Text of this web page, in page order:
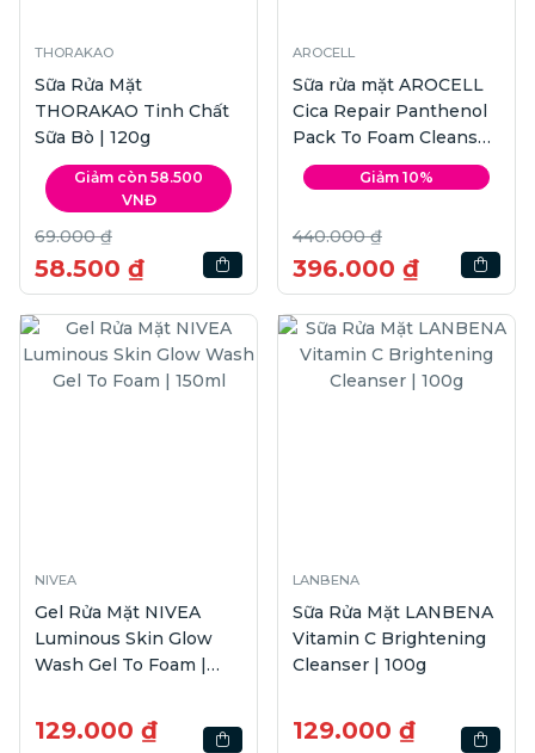
THORAKAO
Sữa Rửa Mặt
THORAKAO Tinh Chất
Sữa Bò | 120g
Giảm còn 58.500
VNĐ
69.000 ₫
58.500 ₫
AROCELL
Sữa rửa mặt AROCELL
Cica Repair Panthenol
Pack To Foam Cleanser
| 120g
Giảm 10%
440.000 ₫
396.000 ₫
NIVEA
Gel Rửa Mặt NIVEA
Luminous Skin Glow
Wash Gel To Foam |
129.000 ₫
LANBENA
Sữa Rửa Mặt LANBENA
Vitamin C Brightening
Cleanser | 100g
129.000 ₫